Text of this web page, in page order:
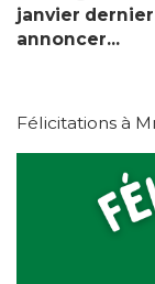
janvier
annoncer...
Félicitations à